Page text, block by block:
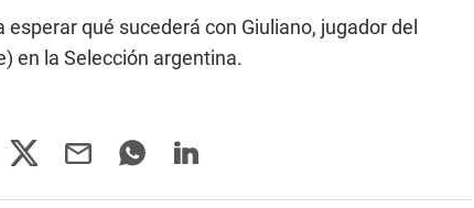
esperar qué sucederá con Giuliano, jugador del
en la Selección argentina.